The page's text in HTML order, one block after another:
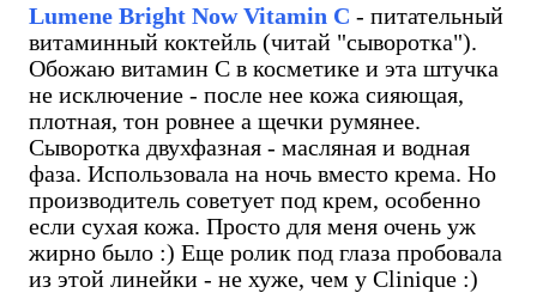
Lumene Bright Now Vitamin C - питательный
витаминный коктейль (читай "сыворотка").
Обожаю витамин С в косметике и эта штучка
не исключение - после нее кожа сияющая,
плотная, тон ровнее а щечки румянее.
Сыворотка двухфазная - масляная и водная
фаза. Использовала на ночь вместо крема. Но
производитель советует под крем, особенно
если сухая кожа. Просто для меня очень уж
жирно было :) Еще ролик под глаза пробовала
из этой линейки - не хуже, чем у Clinique :)